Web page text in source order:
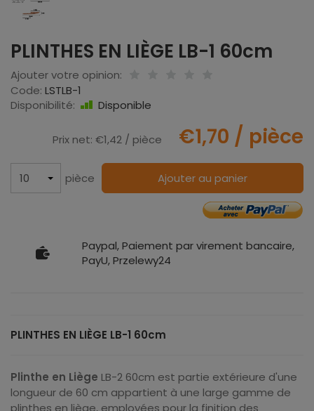
PLINTHES EN LIÈGE LB-1 60cm
Ajouter votre opinion:
Code: LSTLB-1
Disponibilité:
Disponible
Prix net: €1,42 / pièce €1,70 / pièce
pièce Ajouter au panier
Paypal, Paiement par virement bancaire,
PayU, Przelewy24
PLINTHES EN LIÈGE LB-1 60cm
Plinthe en Liège LB-2 60cm est partie extérieure d'une
longueur de 60 cm appartient à une large gamme de
plinthes en liège, employées pour la finition des